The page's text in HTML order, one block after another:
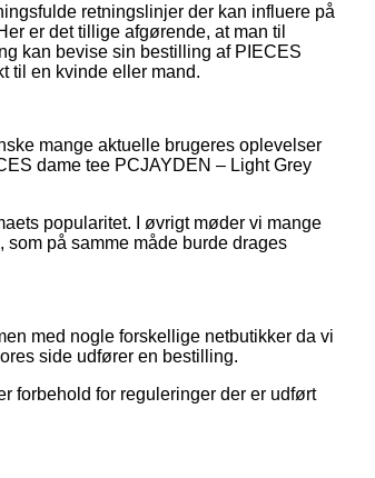
retningslinjer der kan influere på
er det tillige afgørende, at man til
kan bevise sin bestilling af PIECES
til en kvinde eller mand.
mange aktuelle brugeres oplevelser
dame tee PCJAYDEN – Light Grey
popularitet. I øvrigt møder vi mange
på samme måde burde drages
med nogle forskellige netbutikker da vi
side udfører en bestilling.
forbehold for reguleringer der er udført